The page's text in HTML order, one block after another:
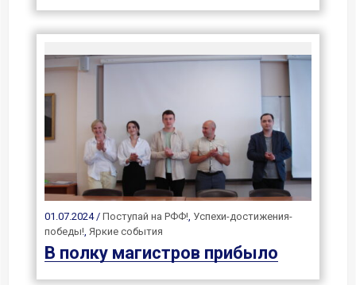
01.07.2024 / Поступай на РФФ! Успехи-достижения-
победы! Яркие события
В полку магистров прибыло